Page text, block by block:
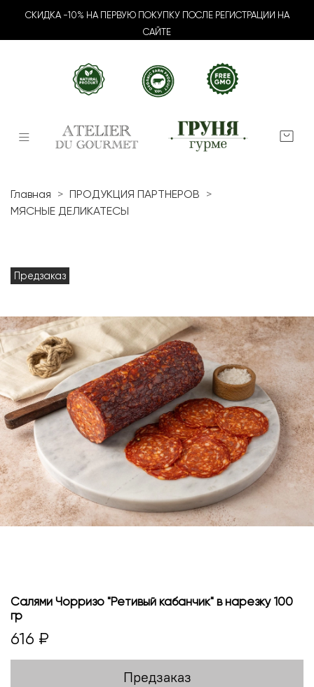
СКИДКА -10% НА ПЕРВУЮ ПОКУПКУ ПОСЛЕ РЕГИСТРАЦИИ НА
САЙТЕ
Главная
ПРОДУКЦИЯ ПАРТНЕРОВ
МЯСНЫЕ ДЕЛИКАТЕСЫ
Предзаказ
Салями Чорризо "Ретивый кабанчик" в нарезку 100
гр
616 ₽
Предзаказ